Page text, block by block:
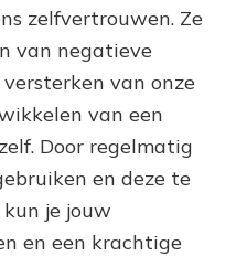
zelfvertrouwen. Ze
van negatieve
van onze
van een
Door regelmatig
en deze te
je jouw
en een krachtige